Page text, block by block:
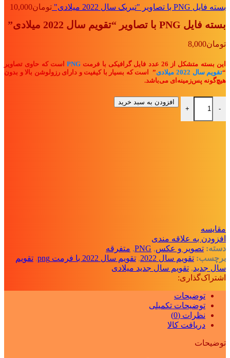
بسته فایل PNG با تصاویر "تبریک سال 2022 میلادی" تومان10,000
بسته فایل PNG با تصاویر “تقویم سال 2022 میلادی”
تومان8,000
این بسته متشکل از 26 عدد فایل گرافیکی با فرمت PNGاست که حاوی تصاویر
“تقویم سال 2022 میلادی ” ا ست که بسیار با کیفیت و دارای رزولوشن بالا و بدون
هیچ‌گونه پس‌زمینه‌ای می‌باشد.
-
+
افزودن به سبد خرید
مقايسه
افزودن به علاقه مندی
دسته: تصویر و عکس,
PNG
, متفرقه
برچسب: تقویم سال 2022 , تقویم سال 2022 با فرمت png , تقویم
سال جدید, تقویم سال جدید میلادی
اشتراک‌گذاری:
توضیحات
توضیحات تکمیلی
نظرات (0)
دریافت کالا
توضیحات